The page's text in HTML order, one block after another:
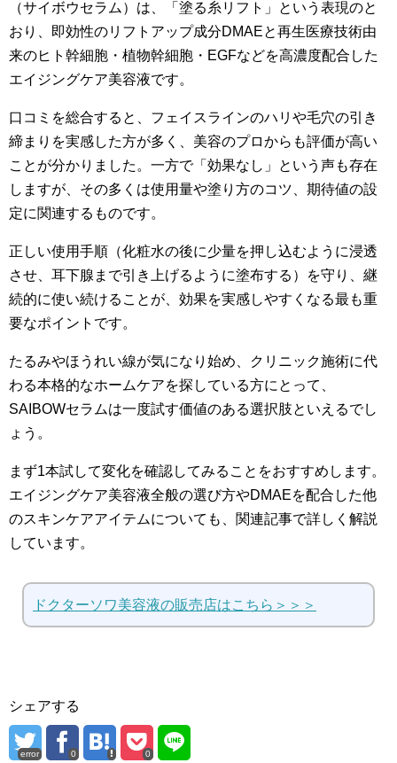
（サイボウセラム）は、「塗る糸リフト」という表現のと
おり、即効性のリフトアップ成分DMAEと再生医療技術由
来のヒト幹細胞・植物幹細胞・EGFなどを高濃度配合した
エイジングケア美容液です。
口コミを総合すると、フェイスラインのハリや毛穴の引き
締まりを実感した方が多く、美容のプロからも評価が高い
ことが分かりました。一方で「効果なし」という声も存在
しますが、その多くは使用量や塗り方のコツ、期待値の設
定に関連するものです。
正しい使用手順（化粧水の後に少量を押し込むように浸透
させ、耳下腺まで引き上げるように塗布する）を守り、継
続的に使い続けることが、効果を実感しやすくなる最も重
要なポイントです。
たるみやほうれい線が気になり始め、クリニック施術に代
わる本格的なホームケアを探している方にとって、
SAIBOWセラムは一度試す価値のある選択肢といえるでし
ょう。
まず1本試して変化を確認してみることをおすすめします。
エイジングケア美容液全般の選び方やDMАEを配合した他
のスキンケアアイテムについても、関連記事で詳しく解説
しています。
ドクターソワ美容液の販売店はこちら＞＞＞
シェアする
error 0 0